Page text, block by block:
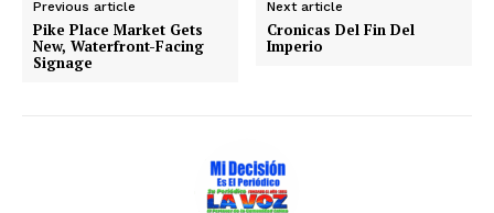
Previous article
Pike Place Market Gets
New, Waterfront-Facing
Signage
Next article
Cronicas Del Fin Del
Imperio